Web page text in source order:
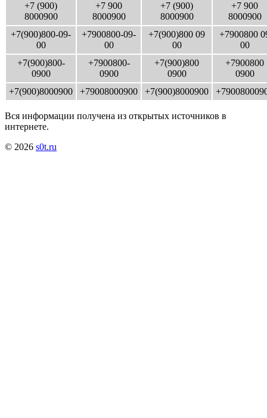
+7 (900)
8000900
+7 900
8000900
+7 (900)
8000900
+7 900
8000900
+7(900)800-09-
00
+7900800-09-
00
+7(900)800 09
00
+7900800
00
+7(900)800-
0900
+7900800-
0900
+7(900)800
0900
+7900800
0900
+7(900)8000900
+79008000900 +7(900)8000900
Вся информации получена из открытых источников в
интернете.
© 2026 s0t.ru